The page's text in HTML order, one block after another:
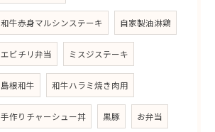
和牛赤身マルシンステーキ 自家製油淋鶏
エビチリ弁当 ミスジステーキ
島根和牛 和牛ハラミ焼き肉用
手作りチャーシュー丼 黒豚 お弁当